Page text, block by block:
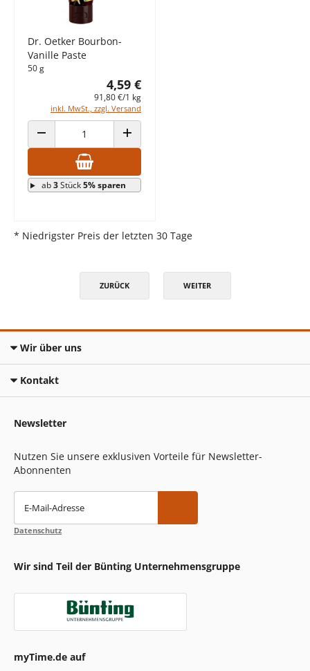
Dr. Oetker Bourbon-
Vanille Paste
50 g
4,59 €
91,80 €/1 kg
inkl. MwSt., zzgl. Versand
ANZAHL VERRINGERN ANZAHL ERHÖHEN
ab3Stück5% sparen
* Niedrigster Preis der letzten 30 Tage
ZURÜCK WEITER
Wir über uns
Kontakt
Newsletter
Nutzen Sie unsere exklusiven Vorteile für Newsletter-
Abonnenten
E-Mail-Adresse
Datenschutz
Wir sind Teil der Bünting Unternehmensgruppe
myTime.de auf